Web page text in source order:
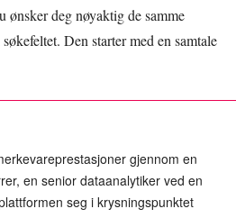
ønsker deg nøyaktig de samme
Den starter med en samtale
gjennom en
en senior dataanalytiker ved en
seg i krysningspunktet